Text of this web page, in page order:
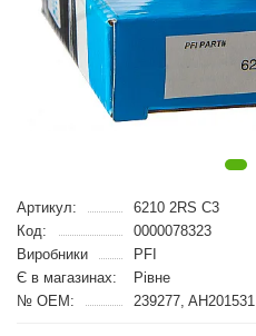
Артикул:
6210 2RS C3
Код:
0000078323
Виробники
PFI
Є в магазинах:
Рівне
№ OEM:
239277, AH201531